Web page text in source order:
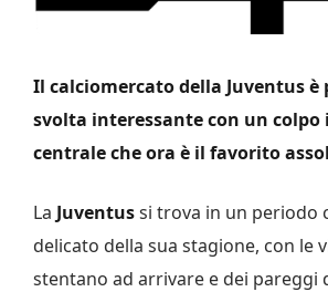
Il calciomercato della Juventus è
svolta interessante con un colpo
centrale che ora è il favorito
La Juventussi trova in un periodo
delicato della sua stagione, con le
stentano ad arrivare e dei pareggi